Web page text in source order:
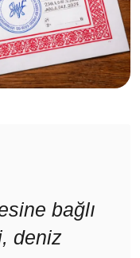
bağlı
deniz